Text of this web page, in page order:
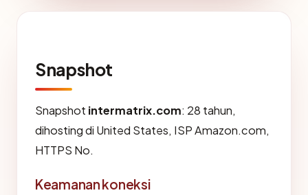
Snapshot
Snapshot intermatrix.com: 28 tahun,
dihosting di United States, ISP Amazon.com,
HTTPS No.
Keamanan koneksi